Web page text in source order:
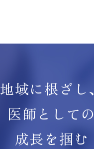
地域に根ざし、
医師としての
成長を掴む